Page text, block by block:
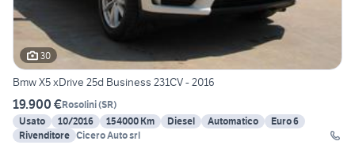
30
Bmw X5 xDrive 25d Business 231CV - 2016
19.900 €Rosolini(SR)
Usato
10/2016 154000 Km Diesel Automatico
Euro 6
Rivenditore Cicero Auto srl